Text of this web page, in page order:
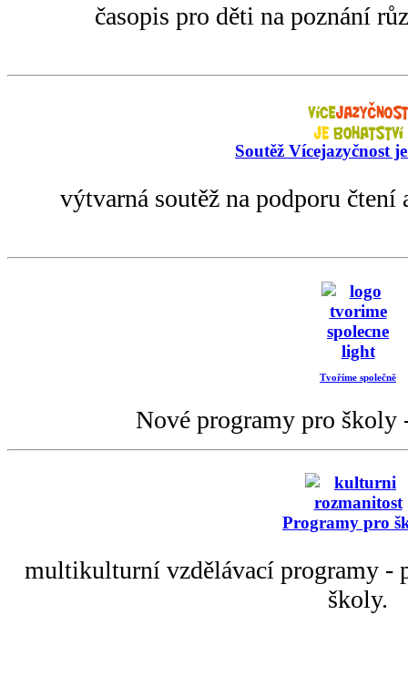
časopis pro děti na poznání
Soutěž Vícejazyčnost
výtvarná soutěž na podporu
Tvoříme společně
Nové programy pro
Programy pro
multikulturní vzdělávací programy -
školy.